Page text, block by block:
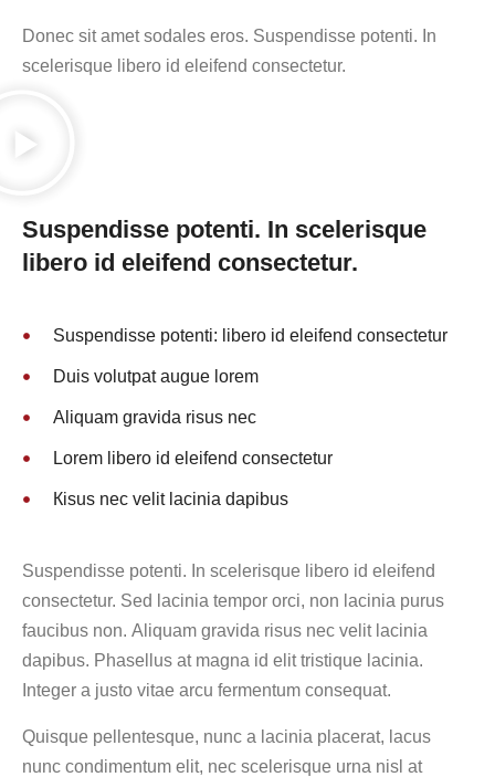
Donec sit amet sodales eros. Suspendisse potenti. In
scelerisque libero id eleifend consectetur.
Suspendisse potenti. In scelerisque
libero id eleifend consectetur.
Suspendisse potenti: libero id eleifend consectetur
Duis volutpat augue lorem
Aliquam gravida risus nec
Lorem libero id eleifend consectetur
Кisus nec velit lacinia dapibus
Suspendisse potenti. In scelerisque libero id eleifend
consectetur. Sed lacinia tempor orci, non lacinia purus
faucibus non. Aliquam gravida risus nec velit lacinia
dapibus. Phasellus at magna id elit tristique lacinia.
Integer a justo vitae arcu fermentum consequat.
Quisque pellentesque, nunc a lacinia placerat, lacus
nunc condimentum elit, nec scelerisque urna nisl at